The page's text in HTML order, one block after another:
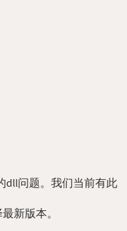
dll问题。我们当前有此
新版本。